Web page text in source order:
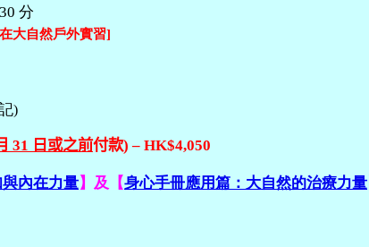
分
大自然戶外實習]
)
31 日或之前付款) – HK$4,050
內在力量】及【身心手冊應用篇：大自然的治療力量